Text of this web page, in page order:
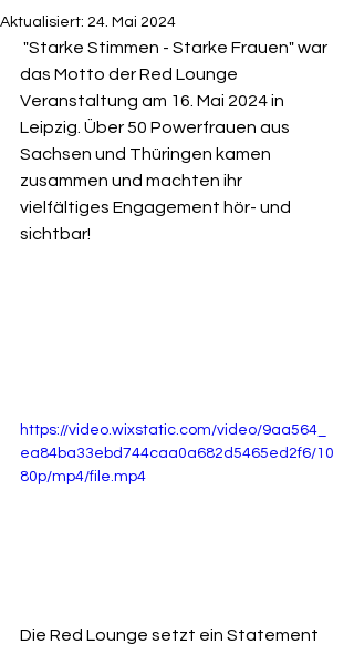
Aktualisiert: 24. Mai 2024
das Motto der Red Lounge
Veranstaltung am 16. Mai 2024 in
Leipzig. Über 50 Powerfrauen aus
Sachsen und Thüringen kamen
zusammen und machten ihr
vielfältiges Engagement hör- und
sichtbar!
https://video.wixstatic.com/video/9aa564_
ea84ba33ebd744caa0a682d5465ed2f6/10
80p/mp4/file.mp4
Die Red Lounge setzt ein Statement